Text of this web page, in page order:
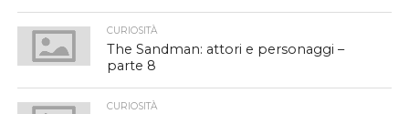
CURIOSITÀ
The Sandman: attori e personaggi –
parte 8
CURIOSITÀ